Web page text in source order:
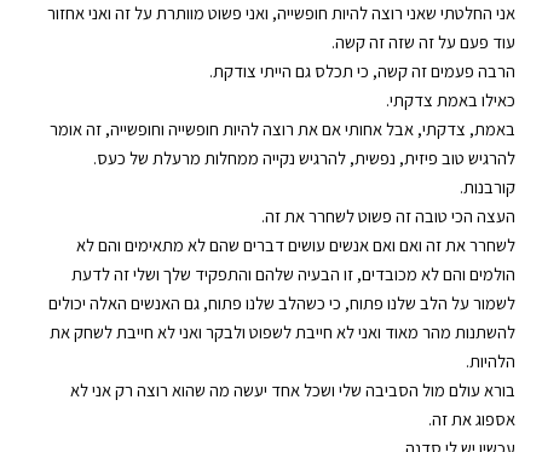
אני החלטתי שאני רוצה להיות חופשייה, ואני פשוט מוותרת על זה ואני אחזור
עוד פעם על זה שזה זה קשה.
הרבה פעמים זה קשה, כי תכלס גם הייתי צודקת.
כאילו באמת צדקתי.
באמת, צדקתי, אבל אחותי אם את רוצה להיות חופשייה וחופשייה, זה אומר
להרגיש טוב פיזית, נפשית, להרגיש נקייה ממחלות מרעלת של כעס.
קורבנות.
העצה הכי טובה זה פשוט לשחרר את זה.
לשחרר את זה ואם ואם אנשים עושים דברים שהם לא מתאימים והם לא
הולמים והם לא מכובדים, זו הבעיה שלהם והתפקיד שלך ושלי זה לדעת
לשמור על הלב שלנו פתוח, כי כשהלב שלנו פתוח, גם האנשים האלה יכולים
להשתנות מהר מאוד ואני לא חייבת לשפוט ולבקר ואני לא חייבת לשחק את
הלהיות.
בורא עולם מול הסביבה שלי ושכל אחד יעשה מה שהוא רוצה רק אני לא
אספוג את זה.